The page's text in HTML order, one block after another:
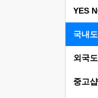
YES
국내
외국
중고샵